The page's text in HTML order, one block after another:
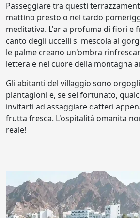
Passeggiare tra questi
mattino presto o nel tardo
meditativa. L'aria profuma di fiori e
canto degli uccelli si mescola al
le palme creano un'ombra
letterale nel cuore della montagna
Gli abitanti del villaggio sono
piantagioni e, se sei fortunato,
invitarti ad assaggiare datteri
frutta fresca. L'ospitalità omanita
reale!